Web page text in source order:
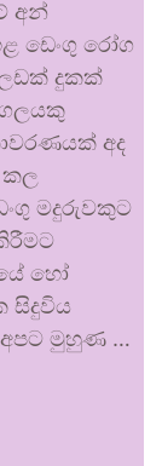
අන්
ඩෙංගු රෝග
දුකක්
අද
කල
මදුරුවකුට
හෝ
සිදුවිය
අපට මුහුණ …